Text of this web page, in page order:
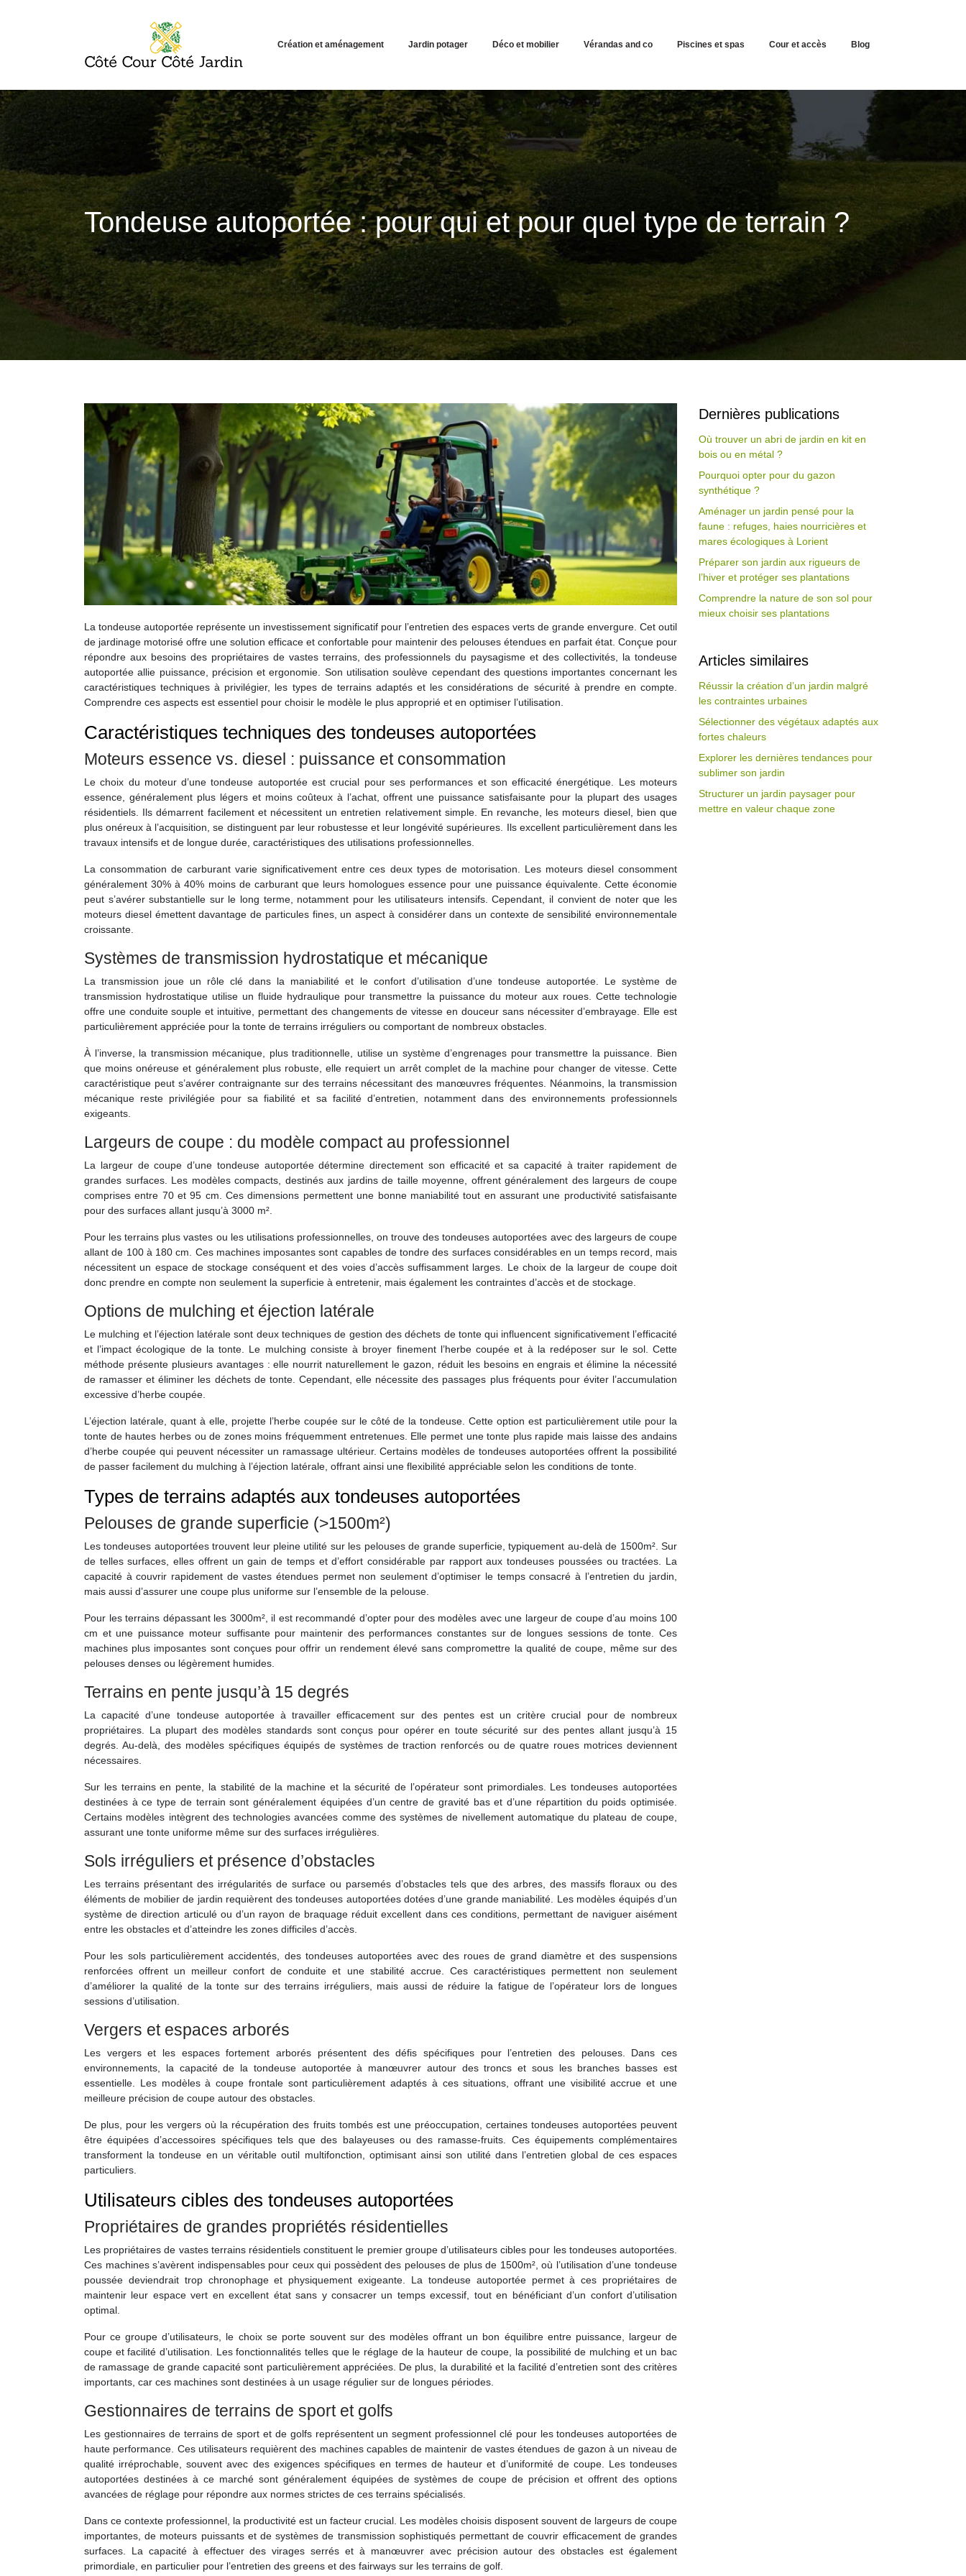
Création et aménagement Jardin potager Déco et mobilier Vérandas and co Piscines et spas Cour et accès Blog
Tondeuse autoportée : pour qui et pour quel type de terrain ?
La tondeuse autoportée représente un investissement significatif pour l’entretien des espaces verts de grande envergure. Cet outil
de jardinage motorisé offre une solution efficace et confortable pour maintenir des pelouses étendues en parfait état. Conçue pour
répondre aux besoins des propriétaires de vastes terrains, des professionnels du paysagisme et des collectivités, la tondeuse
autoportée allie puissance, précision et ergonomie. Son utilisation soulève cependant des questions importantes concernant les
caractéristiques techniques à privilégier, les types de terrains adaptés et les considérations de sécurité à prendre en compte.
Comprendre ces aspects est essentiel pour choisir le modèle le plus approprié et en optimiser l’utilisation.
Caractéristiques techniques des tondeuses autoportées
Moteurs essence vs. diesel : puissance et consommation
Le choix du moteur d’une tondeuse autoportée est crucial pour ses performances et son efficacité énergétique. Les moteurs
essence, généralement plus légers et moins coûteux à l’achat, offrent une puissance satisfaisante pour la plupart des usages
résidentiels. Ils démarrent facilement et nécessitent un entretien relativement simple. En revanche, les moteurs diesel, bien que
plus onéreux à l’acquisition, se distinguent par leur robustesse et leur longévité supérieures. Ils excellent particulièrement dans les
travaux intensifs et de longue durée, caractéristiques des utilisations professionnelles.
La consommation de carburant varie significativement entre ces deux types de motorisation. Les moteurs diesel consomment
généralement 30% à 40% moins de carburant que leurs homologues essence pour une puissance équivalente. Cette économie
peut s’avérer substantielle sur le long terme, notamment pour les utilisateurs intensifs. Cependant, il convient de noter que les
moteurs diesel émettent davantage de particules fines, un aspect à considérer dans un contexte de sensibilité environnementale
croissante.
Systèmes de transmission hydrostatique et mécanique
La transmission joue un rôle clé dans la maniabilité et le confort d’utilisation d’une tondeuse autoportée. Le système de
transmission hydrostatique utilise un fluide hydraulique pour transmettre la puissance du moteur aux roues. Cette technologie
offre une conduite souple et intuitive, permettant des changements de vitesse en douceur sans nécessiter d’embrayage. Elle est
particulièrement appréciée pour la tonte de terrains irréguliers ou comportant de nombreux obstacles.
À l’inverse, la transmission mécanique, plus traditionnelle, utilise un système d’engrenages pour transmettre la puissance. Bien
que moins onéreuse et généralement plus robuste, elle requiert un arrêt complet de la machine pour changer de vitesse. Cette
caractéristique peut s’avérer contraignante sur des terrains nécessitant des manœuvres fréquentes. Néanmoins, la transmission
mécanique reste privilégiée pour sa fiabilité et sa facilité d’entretien, notamment dans des environnements professionnels
exigeants.
Largeurs de coupe : du modèle compact au professionnel
La largeur de coupe d’une tondeuse autoportée détermine directement son efficacité et sa capacité à traiter rapidement de
grandes surfaces. Les modèles compacts, destinés aux jardins de taille moyenne, offrent généralement des largeurs de coupe
comprises entre 70 et 95 cm. Ces dimensions permettent une bonne maniabilité tout en assurant une productivité satisfaisante
pour des surfaces allant jusqu’à 3000 m².
Pour les terrains plus vastes ou les utilisations professionnelles, on trouve des tondeuses autoportées avec des largeurs de coupe
allant de 100 à 180 cm. Ces machines imposantes sont capables de tondre des surfaces considérables en un temps record, mais
nécessitent un espace de stockage conséquent et des voies d’accès suffisamment larges. Le choix de la largeur de coupe doit
donc prendre en compte non seulement la superficie à entretenir, mais également les contraintes d’accès et de stockage.
Options de mulching et éjection latérale
Le mulching et l’éjection latérale sont deux techniques de gestion des déchets de tonte qui influencent significativement l’efficacité
et l’impact écologique de la tonte. Le mulching consiste à broyer finement l’herbe coupée et à la redéposer sur le sol. Cette
méthode présente plusieurs avantages : elle nourrit naturellement le gazon, réduit les besoins en engrais et élimine la nécessité
de ramasser et éliminer les déchets de tonte. Cependant, elle nécessite des passages plus fréquents pour éviter l’accumulation
excessive d’herbe coupée.
L’éjection latérale, quant à elle, projette l’herbe coupée sur le côté de la tondeuse. Cette option est particulièrement utile pour la
tonte de hautes herbes ou de zones moins fréquemment entretenues. Elle permet une tonte plus rapide mais laisse des andains
d’herbe coupée qui peuvent nécessiter un ramassage ultérieur. Certains modèles de tondeuses autoportées offrent la possibilité
de passer facilement du mulching à l’éjection latérale, offrant ainsi une flexibilité appréciable selon les conditions de tonte.
Types de terrains adaptés aux tondeuses autoportées
Pelouses de grande superficie (>1500m²)
Les tondeuses autoportées trouvent leur pleine utilité sur les pelouses de grande superficie, typiquement au-delà de 1500m². Sur
de telles surfaces, elles offrent un gain de temps et d’effort considérable par rapport aux tondeuses poussées ou tractées. La
capacité à couvrir rapidement de vastes étendues permet non seulement d’optimiser le temps consacré à l’entretien du jardin,
mais aussi d’assurer une coupe plus uniforme sur l’ensemble de la pelouse.
Pour les terrains dépassant les 3000m², il est recommandé d’opter pour des modèles avec une largeur de coupe d’au moins 100
cm et une puissance moteur suffisante pour maintenir des performances constantes sur de longues sessions de tonte. Ces
machines plus imposantes sont conçues pour offrir un rendement élevé sans compromettre la qualité de coupe, même sur des
pelouses denses ou légèrement humides.
Terrains en pente jusqu’à 15 degrés
La capacité d’une tondeuse autoportée à travailler efficacement sur des pentes est un critère crucial pour de nombreux
propriétaires. La plupart des modèles standards sont conçus pour opérer en toute sécurité sur des pentes allant jusqu’à 15
degrés. Au-delà, des modèles spécifiques équipés de systèmes de traction renforcés ou de quatre roues motrices deviennent
nécessaires.
Sur les terrains en pente, la stabilité de la machine et la sécurité de l’opérateur sont primordiales. Les tondeuses autoportées
destinées à ce type de terrain sont généralement équipées d’un centre de gravité bas et d’une répartition du poids optimisée.
Certains modèles intègrent des technologies avancées comme des systèmes de nivellement automatique du plateau de coupe,
assurant une tonte uniforme même sur des surfaces irrégulières.
Sols irréguliers et présence d’obstacles
Les terrains présentant des irrégularités de surface ou parsemés d’obstacles tels que des arbres, des massifs floraux ou des
éléments de mobilier de jardin requièrent des tondeuses autoportées dotées d’une grande maniabilité. Les modèles équipés d’un
système de direction articulé ou d’un rayon de braquage réduit excellent dans ces conditions, permettant de naviguer aisément
entre les obstacles et d’atteindre les zones difficiles d’accès.
Pour les sols particulièrement accidentés, des tondeuses autoportées avec des roues de grand diamètre et des suspensions
renforcées offrent un meilleur confort de conduite et une stabilité accrue. Ces caractéristiques permettent non seulement
d’améliorer la qualité de la tonte sur des terrains irréguliers, mais aussi de réduire la fatigue de l’opérateur lors de longues
sessions d’utilisation.
Vergers et espaces arborés
Les vergers et les espaces fortement arborés présentent des défis spécifiques pour l’entretien des pelouses. Dans ces
environnements, la capacité de la tondeuse autoportée à manœuvrer autour des troncs et sous les branches basses est
essentielle. Les modèles à coupe frontale sont particulièrement adaptés à ces situations, offrant une visibilité accrue et une
meilleure précision de coupe autour des obstacles.
De plus, pour les vergers où la récupération des fruits tombés est une préoccupation, certaines tondeuses autoportées peuvent
être équipées d’accessoires spécifiques tels que des balayeuses ou des ramasse-fruits. Ces équipements complémentaires
transforment la tondeuse en un véritable outil multifonction, optimisant ainsi son utilité dans l’entretien global de ces espaces
particuliers.
Utilisateurs cibles des tondeuses autoportées
Propriétaires de grandes propriétés résidentielles
Les propriétaires de vastes terrains résidentiels constituent le premier groupe d’utilisateurs cibles pour les tondeuses autoportées.
Ces machines s’avèrent indispensables pour ceux qui possèdent des pelouses de plus de 1500m², où l’utilisation d’une tondeuse
poussée deviendrait trop chronophage et physiquement exigeante. La tondeuse autoportée permet à ces propriétaires de
maintenir leur espace vert en excellent état sans y consacrer un temps excessif, tout en bénéficiant d’un confort d’utilisation
optimal.
Pour ce groupe d’utilisateurs, le choix se porte souvent sur des modèles offrant un bon équilibre entre puissance, largeur de
coupe et facilité d’utilisation. Les fonctionnalités telles que le réglage de la hauteur de coupe, la possibilité de mulching et un bac
de ramassage de grande capacité sont particulièrement appréciées. De plus, la durabilité et la facilité d’entretien sont des critères
importants, car ces machines sont destinées à un usage régulier sur de longues périodes.
Gestionnaires de terrains de sport et golfs
Les gestionnaires de terrains de sport et de golfs représentent un segment professionnel clé pour les tondeuses autoportées de
haute performance. Ces utilisateurs requièrent des machines capables de maintenir de vastes étendues de gazon à un niveau de
qualité irréprochable, souvent avec des exigences spécifiques en termes de hauteur et d’uniformité de coupe. Les tondeuses
autoportées destinées à ce marché sont généralement équipées de systèmes de coupe de précision et offrent des options
avancées de réglage pour répondre aux normes strictes de ces terrains spécialisés.
Dans ce contexte professionnel, la productivité est un facteur crucial. Les modèles choisis disposent souvent de largeurs de coupe
importantes, de moteurs puissants et de systèmes de transmission sophistiqués permettant de couvrir efficacement de grandes
surfaces. La capacité à effectuer des virages serrés et à manœuvrer avec précision autour des obstacles est également
primordiale, en particulier pour l’entretien des greens et des fairways sur les terrains de golf.
Dernières publications
Où trouver un abri de jardin en kit en
bois ou en métal ?
Pourquoi opter pour du gazon
synthétique ?
Aménager un jardin pensé pour la
faune : refuges, haies nourricières et
mares écologiques à Lorient
Préparer son jardin aux rigueurs de
l’hiver et protéger ses plantations
Comprendre la nature de son sol pour
mieux choisir ses plantations
Articles similaires
Réussir la création d’un jardin malgré
les contraintes urbaines
Sélectionner des végétaux adaptés aux
fortes chaleurs
Explorer les dernières tendances pour
sublimer son jardin
Structurer un jardin paysager pour
mettre en valeur chaque zone